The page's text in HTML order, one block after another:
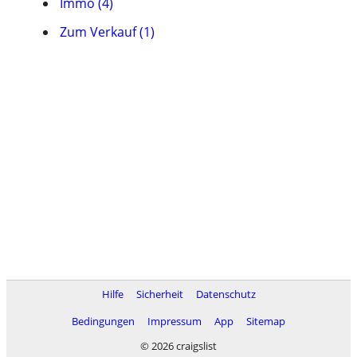
Zum Verkauf (1)
Hilfe Sicherheit
Datenschutz
Bedingungen
Impressum App
Sitemap
© 2026 craigslist